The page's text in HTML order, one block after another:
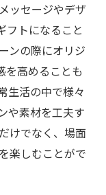
ッセージやデザ
フトになること
ンの際にオリジ
を高めることも
生活の中で様々
や素材を工夫す
けでなく、場面
楽しむことがで